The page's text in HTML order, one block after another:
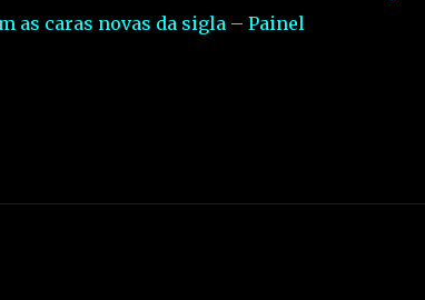
as caras novas da sigla – Painel